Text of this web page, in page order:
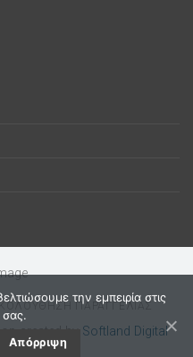
ΠΑΡΑΓΓΕΛΙΑΣ
created by Softland Digital
την εμπειρία στις
σας.
Απόρριψη